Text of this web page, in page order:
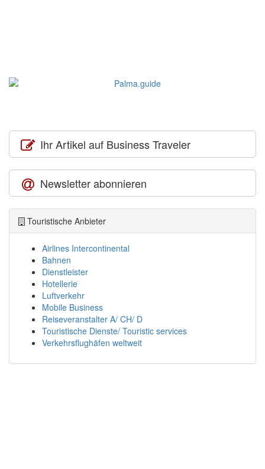
Ihr Artikel auf Business Traveler
Newsletter abonnieren
Touristische Anbieter
Airlines Intercontinental
Bahnen
Dienstleister
Hotellerie
Luftverkehr
Mobile Business
Reiseveranstalter A/ CH/ D
Touristische Dienste/ Touristic services
Verkehrsflughäfen weltweit